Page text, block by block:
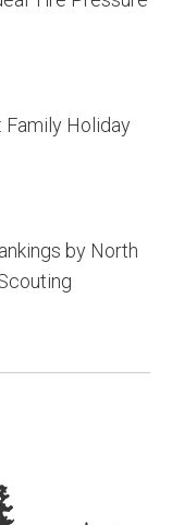
Family Holiday
by North